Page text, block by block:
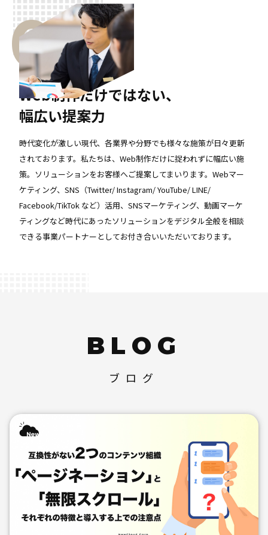
03
Web制作だけではない、
幅広い提案力
時代変化が激しい現代、各業界や分野でも様々な施策が日々更新
されております。私たちは、Web制作だけに捉われずに幅広い施
策。ソリューションをお客様へご提案してまいります。Webマー
ケティング、SNS（Twitter/ Instagram/ YouTube/ LINE/
Facebook/TikTok など）活用、SNSマーケティング、動画マーケ
ティングなど時代にあったソリューションをデジタル全般を相談
できる事業パートナーとしてお付き合いいただいております。
BLOG
ブログ